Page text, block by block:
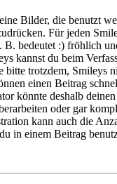
Bilder, die benutzt
Für jeden
B. bedeutet :) fröhlich
kannst du beim
bitte trotzdem, Smileys
einen Beitrag
könnte deshalb
oder gar
kann auch die
in einem Beitrag